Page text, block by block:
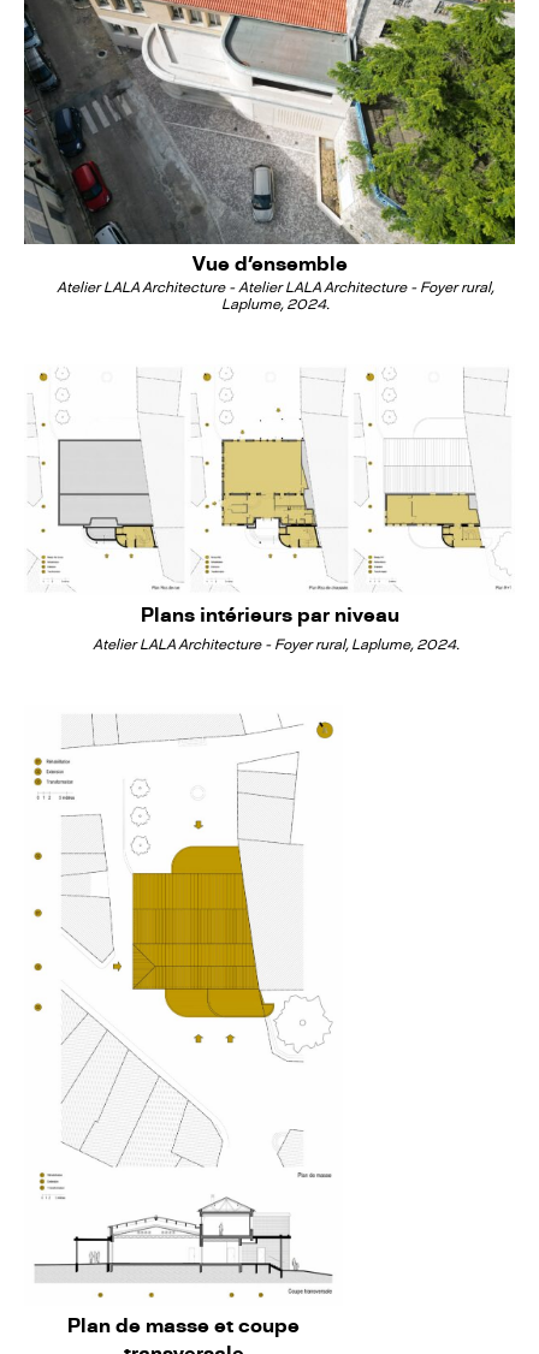
Vue d'ensemble
Atelier LALA Architecture - Atelier LALA Architecture - Foyer rural,
Laplume, 2024.
Plans intérieurs par niveau
Atelier LALA Architecture - Foyer rural, Laplume, 2024.
Plan de masse et coupe